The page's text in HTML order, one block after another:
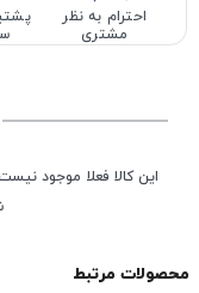
احترام به نظر
مشتری
این کالا فعلا موجود
محصولات مرتبط